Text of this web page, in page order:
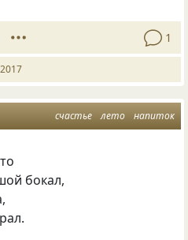
1
счастье лето напиток
бокал,